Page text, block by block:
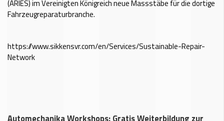
(ARIES) im Vereinigten Königreich neue Massstäbe für die dortige
Fahrzeugreparaturbranche.
https://www.sikkensvr.com/en/Services/Sustainable-Repair-
Network
Automechanika Workshops: Gratis Weiterbildung zur